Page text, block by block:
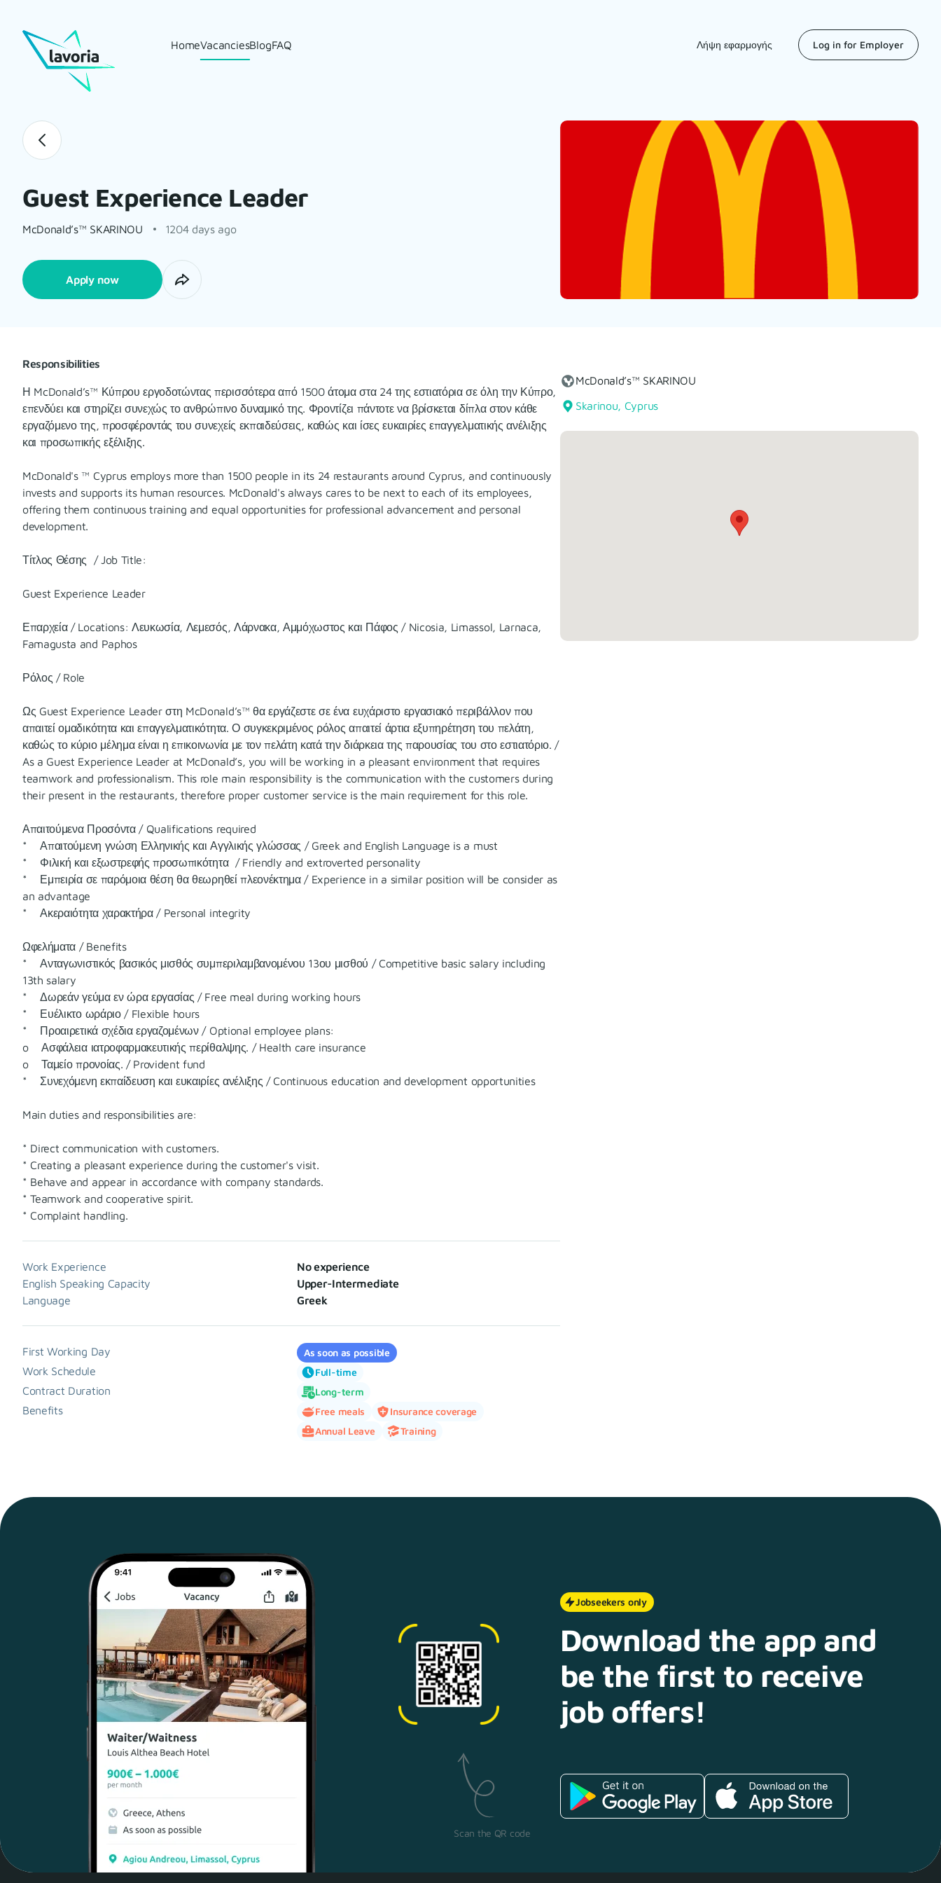
HomeVacanciesBlogFAQ Λήψη εφαρμογής Log in for Employer
Guest Experience Leader
McDonald’s™ SKARINOU 1204 days ago
Apply now
Responsibilities
Η McDonald’s™ Κύπρου εργοδοτώντας περισσότερα από 1500 άτομα στα 24 της εστιατόρια σε όλη την Κύπρο,
επενδύει και στηρίζει συνεχώς το ανθρώπινο δυναμικό της. Φροντίζει πάντοτε να βρίσκεται δίπλα στον κάθε
εργαζόμενο της, προσφέροντάς του συνεχείς εκπαιδεύσεις, καθώς και ίσες ευκαιρίες επαγγελματικής ανέλιξης
και προσωπικής εξέλιξης.
McDonald's ™ Cyprus employs more than 1500 people in its 24 restaurants around Cyprus, and continuously
invests and supports its human resources. McDonald's always cares to be next to each of its employees,
offering them continuous training and equal opportunities for professional advancement and personal
development.
Τίτλος Θέσης / Job Title:
Guest Experience Leader
Επαρχεία / Locations: Λευκωσία, Λεμεσός, Λάρνακα, Αμμόχωστος και Πάφος / Nicosia, Limassol, Larnaca,
Famagusta and Paphos
Ρόλος / Role
Ως Guest Experience Leader στη McDonald’s™ θα εργάζεστε σε ένα ευχάριστο εργασιακό περιβάλλον που
απαιτεί ομαδικότητα και επαγγελματικότητα. Ο συγκεκριμένος ρόλος απαιτεί άρτια εξυπηρέτηση του πελάτη,
καθώς το κύριο μέλημα είναι η επικοινωνία με τον πελάτη κατά την διάρκεια της παρουσίας του στο εστιατόριο. /
As a Guest Experience Leader at McDonald’s, you will be working in a pleasant environment that requires
teamwork and professionalism. This role main responsibility is the communication with the customers during
their present in the restaurants, therefore proper customer service is the main requirement for this role.
Απαιτούμενα Προσόντα / Qualifications required
* Απαιτούμενη γνώση Ελληνικής και Αγγλικής γλώσσας / Greek and English Language is a must
* Φιλική και εξωστρεφής προσωπικότητα / Friendly and extroverted personality
* Εμπειρία σε παρόμοια θέση θα θεωρηθεί πλεονέκτημα / Experience in a similar position will be consider as
an advantage
* Ακεραιότητα χαρακτήρα / Personal integrity
Ωφελήματα / Benefits
* Ανταγωνιστικός βασικός μισθός συμπεριλαμβανομένου 13ου μισθού / Competitive basic salary including
13th salary
* Δωρεάν γεύμα εν ώρα εργασίας / Free meal during working hours
* Ευέλικτο ωράριο / Flexible hours
* Προαιρετικά σχέδια εργαζομένων / Optional employee plans:
o Ασφάλεια ιατροφαρμακευτικής περίθαλψης. / Health care insurance
o Ταμείο προνοίας. / Provident fund
* Συνεχόμενη εκπαίδευση και ευκαιρίες ανέλιξης / Continuous education and development opportunities
Main duties and responsibilities are:
* Direct communication with customers.
* Creating a pleasant experience during the customer's visit.
* Behave and appear in accordance with company standards.
* Teamwork and cooperative spirit.
* Complaint handling.
Work Experience
No experience
English Speaking Capacity
Upper-Intermediate
Language
Greek
First Working Day As soon as possible
Work Schedule Full-time
Contract Duration Long-term
Benefits Free meals
Insurance coverage
Annual Leave
Training
McDonald’s™ SKARINOU
Skarinou, Cyprus
Scan the QR code
Jobseekers only
Download the app and
be the first to receive
job offers!